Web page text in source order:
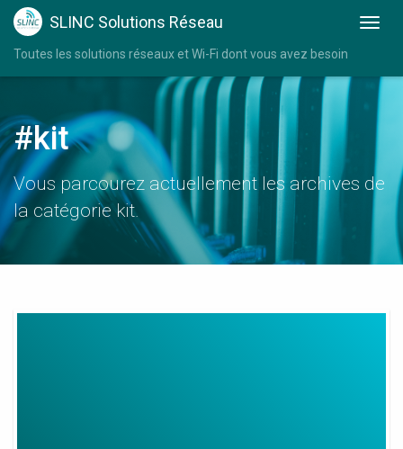
SLINC Solutions Réseau
Toutes les solutions réseaux et Wi-Fi dont vous avez besoin
#kit
Vous parcourez actuellement les archives de
la catégorie kit.
Kit